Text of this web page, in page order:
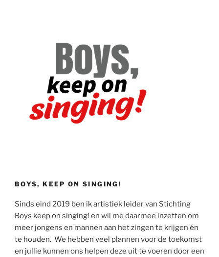
BOYS, KEEP ON SINGING!
Sinds eind 2019 ben ik artistiek leider van Stichting
Boys keep on singing! en wil me daarmee inzetten om
meer jongens en mannen aan het zingen te krijgen én
te houden. We hebben veel plannen voor de toekomst
en jullie kunnen ons helpen deze uit te voeren door een